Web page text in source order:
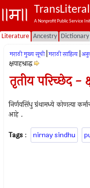
TransLiteral
A Nonprofit Public Service
Literature Ancestry Dictionary
मराठी मुख्य सूची मराठी साहित्य
क्षयाहश्राद्ध
तृतीय परिच्छेद -
निर्णयसिंधु ग्रंथामध्ये कोणत्या
आहे .
Tags : nirnay sindhu